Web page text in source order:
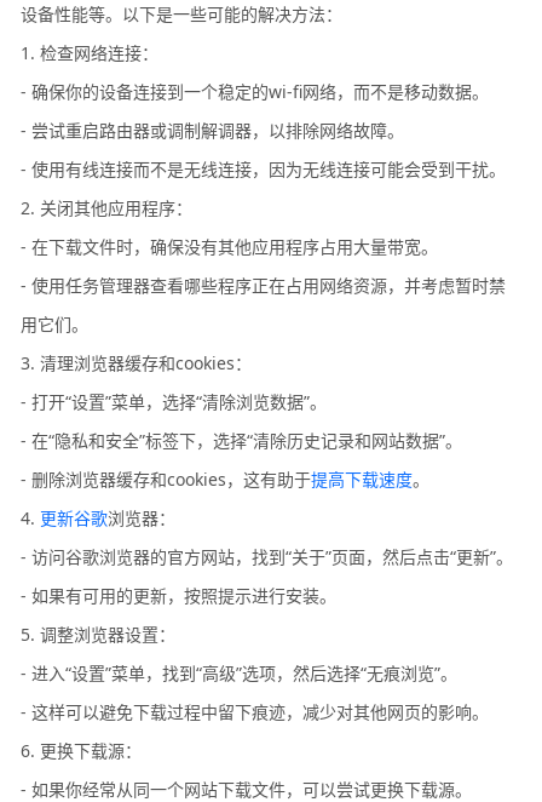
设备性能等。以下是一些可能的解决方法：
1. 检查网络连接：
- 确保你的设备连接到一个稳定的wi-fi网络，而不是移动数据。
- 尝试重启路由器或调制解调器，以排除网络故障。
- 使用有线连接而不是无线连接，因为无线连接可能会受到干扰。
2. 关闭其他应用程序：
- 在下载文件时，确保没有其他应用程序占用大量带宽。
- 使用任务管理器查看哪些程序正在占用网络资源，并考虑暂时禁
用它们。
3. 清理浏览器缓存和cookies：
- 打开“设置”菜单，选择“清除浏览数据”。
- 在“隐私和安全”标签下，选择“清除历史记录和网站数据”。
- 删除浏览器缓存和cookies，这有助于提高下载速度。
4. 更新谷歌浏览器：
- 访问谷歌浏览器的官方网站，找到“关于”页面，然后点击“更新”。
- 如果有可用的更新，按照提示进行安装。
5. 调整浏览器设置：
- 进入“设置”菜单，找到“高级”选项，然后选择“无痕浏览”。
- 这样可以避免下载过程中留下痕迹，减少对其他网页的影响。
6. 更换下载源：
- 如果你经常从同一个网站下载文件，可以尝试更换下载源。